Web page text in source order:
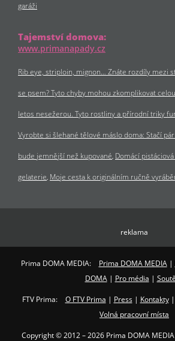
garáži
Tajemství domova:
www.primanapady.cz
Rib eye, striploin, mignon… Znáte rozdíly mezi
se psem? Tyto chyby mohou zkomplikovat
letos nesežerou. Tyto rostliny a přírodní triky
Vyrobte si šlehané tělové máslo doma: Stačí
bude jemnější než kupované Domácí
gelaterie Moje cesta k originálním ručně
reklama
Prima DOMA MEDIA: Prima DOMA MEDIA|
DOMA| Pro média |
FTV Prima: O FTV Prima | Press| Kontakty|
Volná pracovní místa
Copyright © 2012 – 2026 Prima DOMA MEDIA